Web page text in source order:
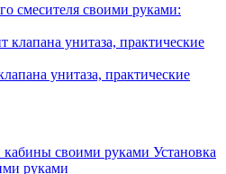
смесителя своими руками:
унитаза, практические
Установка
руками